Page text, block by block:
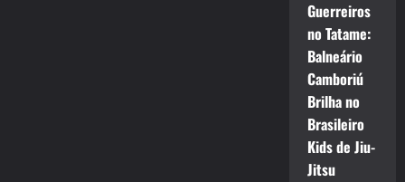
Guerreiros
no Tatame:
Balneário
Camboriú
Brilha no
Brasileiro
Kids de Jiu-
Jitsu